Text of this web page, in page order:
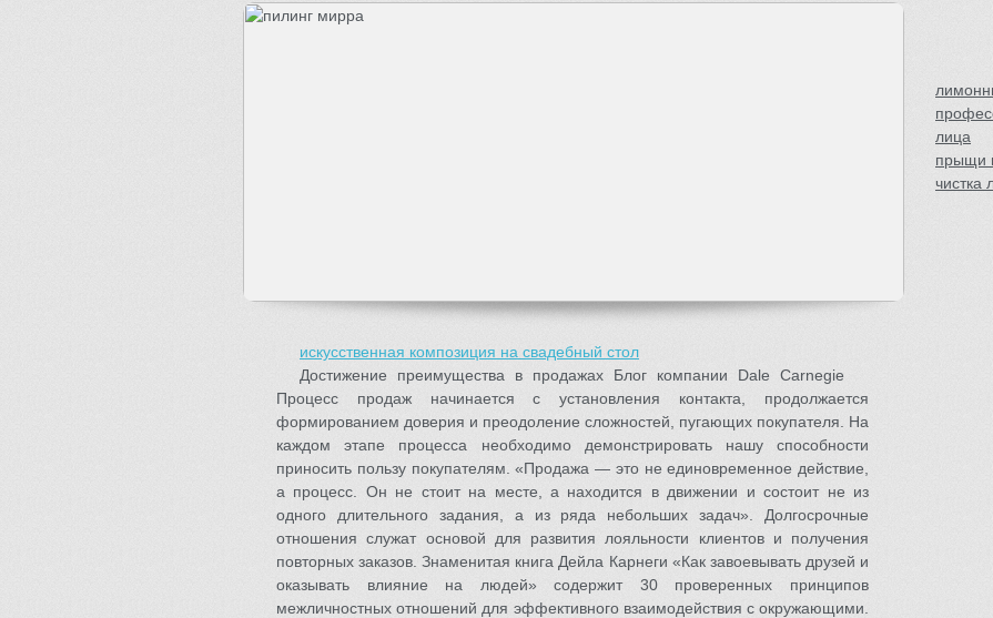
искусственная композиция на свадебный стол
Достижение преимущества в продажах Блог компании Dale Carnegie
Процесс продаж начинается с установления контакта, продолжается
формированием доверия и преодоление сложностей, пугающих покупателя. На
каждом этапе процесса необходимо демонстрировать нашу способности
приносить пользу покупателям. «Продажа — это не единовременное действие,
а процесс. Он не стоит на месте, а находится в движении и состоит не из
одного длительного задания, а из ряда небольших задач». Долгосрочные
отношения служат основой для развития лояльности клиентов и получения
повторных заказов. Знаменитая книга Дейла Карнеги «Как завоевывать друзей и
оказывать влияние на людей» содержит 30 проверенных принципов
межличностных отношений для эффективного взаимодействия с окружающими.
лица
прыщи
чистка